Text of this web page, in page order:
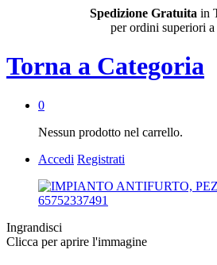
Spedizione Gratuita in
per ordini superiori
Torna a Categoria
0
Nessun prodotto nel carrello.
Accedi Registrati
Ingrandisci
Clicca per aprire l'immagine